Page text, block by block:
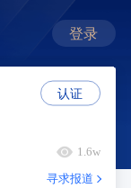
登录
1.6w
寻求报道
认证